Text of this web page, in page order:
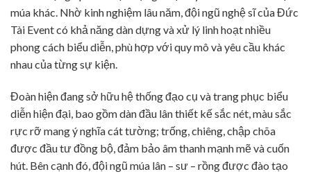
múa khác. Nhờ kinh nghiệm lâu năm, đội ngũ nghệ sĩ của Đức
Tài Event có khả năng dàn dựng và xử lý linh hoạt nhiều
phong cách biểu diễn, phù hợp với quy mô và yêu cầu khác
nhau của từng sự kiện.
Đoàn hiện đang sở hữu hệ thống đạo cụ và trang phục biểu
diễn hiện đại, bao gồm dàn đầu lân thiết kế sắc nét, màu sắc
rực rỡ mang ý nghĩa cát tường; trống, chiêng, chập chõa
được đầu tư đồng bộ, đảm bảo âm thanh mạnh mẽ và cuốn
hút. Bên cạnh đó, đội ngũ múa lân – sư – rồng được đào tạo